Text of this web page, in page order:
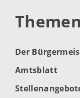
Themen
Der
Amtsblatt